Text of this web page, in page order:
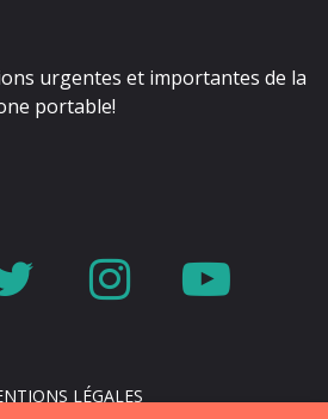
urgentes et importantes de la
portable!
Lien
le
Lien
le
LÉGALES